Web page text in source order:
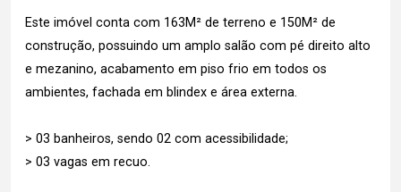
Este imóvel conta com 163M² de terreno e 150M² de
construção, possuindo um amplo salão com pé direito alto
e mezanino, acabamento em piso frio em todos os
ambientes, fachada em blindex e área externa.
> 03 banheiros, sendo 02 com acessibilidade;
> 03 vagas em recuo.